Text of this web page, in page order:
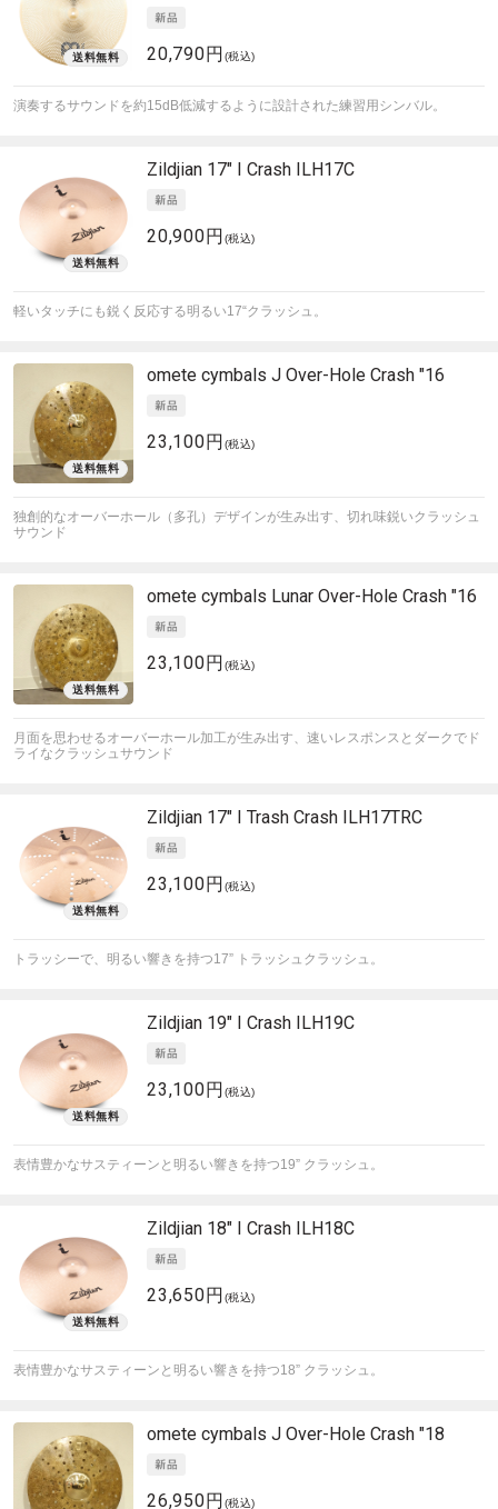
20,790円 (税込)
演奏するサウンドを約15dB低減するように設計された練習用シンバル。
Zildjian 17" I Crash ILH17C
20,900円 (税込)
軽いタッチにも鋭く反応する明るい17“クラッシュ。
omete cymbals J Over-Hole Crash "16
23,100円 (税込)
独創的なオーバーホール（多孔）デザインが生み出す、切れ味鋭いクラッシュ
サウンド
omete cymbals Lunar Over-Hole Crash "16
23,100円 (税込)
月面を思わせるオーバーホール加工が生み出す、速いレスポンスとダークでド
ライなクラッシュサウンド
Zildjian 17" I Trash Crash ILH17TRC
23,100円 (税込)
トラッシーで、明るい響きを持つ17” トラッシュクラッシュ。
Zildjian 19" I Crash ILH19C
23,100円 (税込)
表情豊かなサスティーンと明るい響きを持つ19” クラッシュ。
Zildjian 18" I Crash ILH18C
23,650円 (税込)
表情豊かなサスティーンと明るい響きを持つ18” クラッシュ。
omete cymbals J Over-Hole Crash "18
26,950円 (税込)